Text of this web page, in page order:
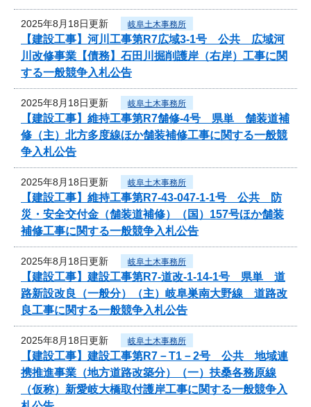
2025年8月18日更新 岐阜土木事務所
【建設工事】河川工事第R7広域3-1号 公共 広域河
川改修事業【債務】石田川掘削護岸（右岸）工事に関
する一般競争入札公告
2025年8月18日更新 岐阜土木事務所
【建設工事】維持工事第R7舗修-4号 県単 舗装道補
修（主）北方多度線ほか舗装補修工事に関する一般競
争入札公告
2025年8月18日更新 岐阜土木事務所
【建設工事】維持工事第R7-43-047-1-1号 公共 防
災・安全交付金（舗装道補修）（国）157号ほか舗装
補修工事に関する一般競争入札公告
2025年8月18日更新 岐阜土木事務所
【建設工事】建設工事第R7-道改-1-14-1号 県単 道
路新設改良（一般分）（主）岐阜巣南大野線 道路改
良工事に関する一般競争入札公告
2025年8月18日更新 岐阜土木事務所
【建設工事】建設工事第R7－T1－2号 公共 地域連
携推進事業（地方道路改築分）（一）扶桑各務原線
（仮称）新愛岐大橋取付護岸工事に関する一般競争入